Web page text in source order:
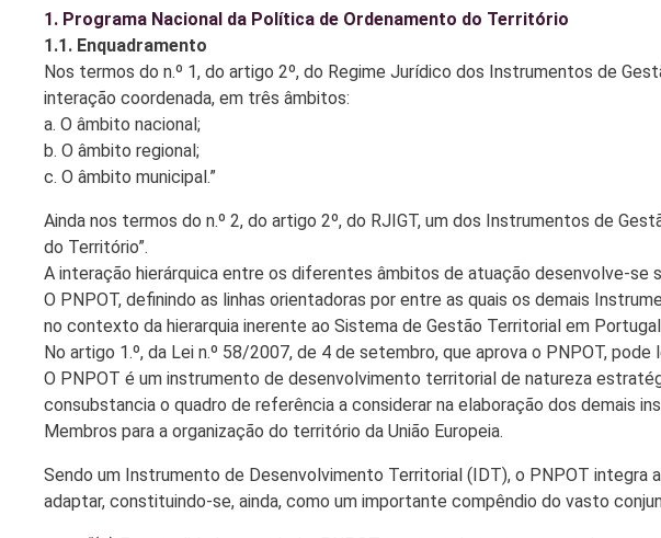
1. Programa Nacional da Política de Ordenamento do Território
1.1. Enquadramento
Nos termos do n.º 1, do artigo 2º, do Regime Jurídico dos Instrumentos de
interação coordenada, em três âmbitos:
a. O âmbito nacional;
b. O âmbito regional;
c. O âmbito municipal.”
Ainda nos termos do n.º 2, do artigo 2º, do RJIGT, um dos Instrumentos de
do Território”.
A interação hierárquica entre os diferentes âmbitos de atuação desenvolve-se
O PNPOT, definindo as linhas orientadoras por entre as quais os demais
no contexto da hierarquia inerente ao Sistema de Gestão Territorial em
No artigo 1.º, da Lei n.º 58/2007, de 4 de setembro, que aprova o PNPOT, pode
O PNPOT é um instrumento de desenvolvimento territorial de natureza
consubstancia o quadro de referência a considerar na elaboração dos
Membros para a organização do território da União Europeia.
Sendo um Instrumento de Desenvolvimento Territorial (IDT), o PNPOT
adaptar, constituindo-se, ainda, como um importante compêndio do vasto